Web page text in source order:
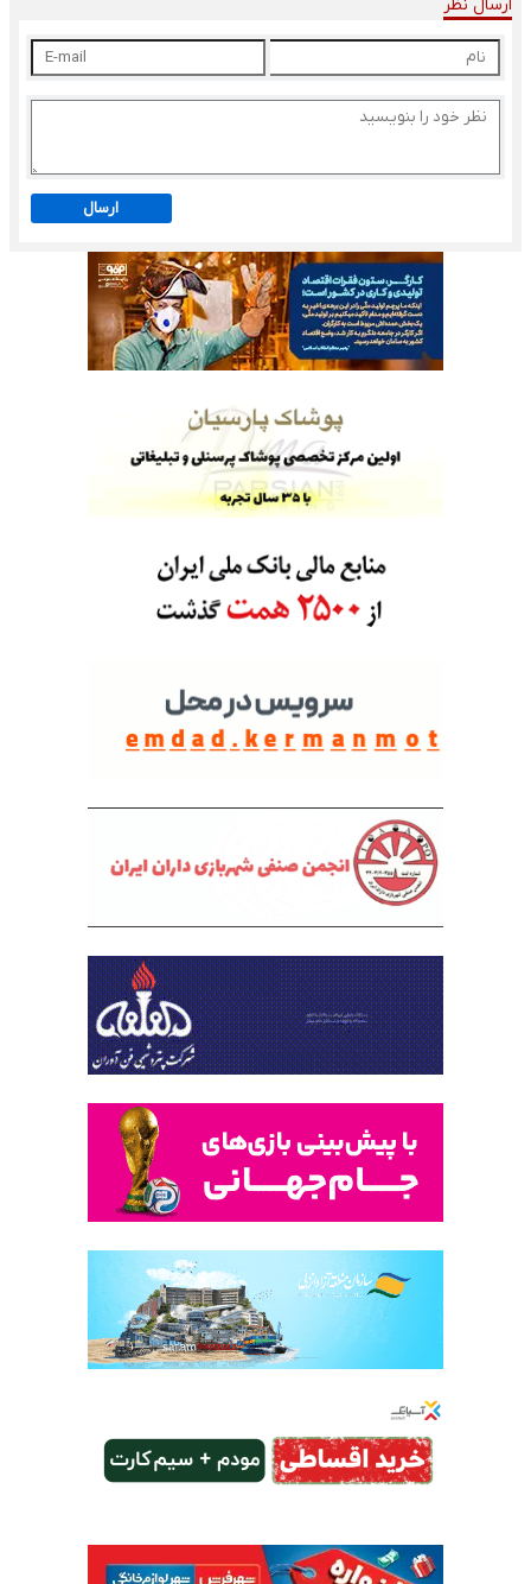
ارسال نظر
ارسال